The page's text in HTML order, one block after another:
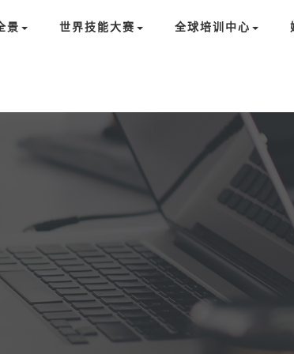
景 世界技能大赛 全球培训中心